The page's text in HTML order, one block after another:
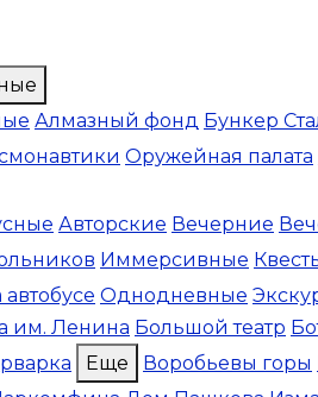
Алмазный фонд Бункер
Оружейная палата
Авторские Вечерние
Иммерсивные
Однодневные
им. Ленина Большой театр
Еще Воробьевы горы